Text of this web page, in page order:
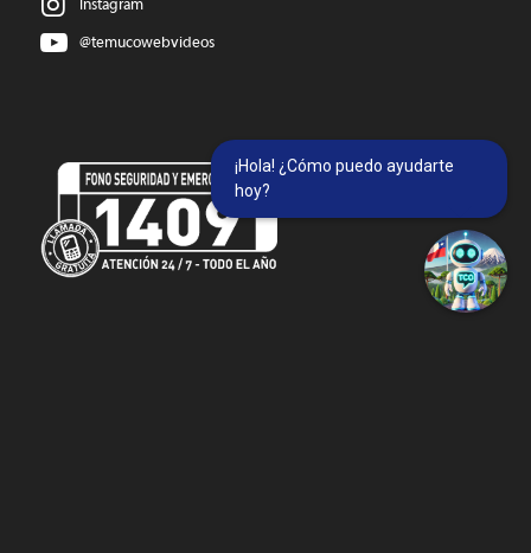
Instagram
@temucowebvideos
¡Hola! ¿Cómo puedo ayudarte
hoy?